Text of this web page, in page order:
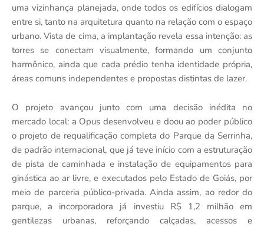
uma vizinhança planejada, onde todos os edifícios dialogam
entre si, tanto na arquitetura quanto na relação com o espaço
urbano. Vista de cima, a implantação revela essa intenção: as
torres se conectam visualmente, formando um conjunto
harmônico, ainda que cada prédio tenha identidade própria,
áreas comuns independentes e propostas distintas de lazer.
O projeto avançou junto com uma decisão inédita no
mercado local: a Opus desenvolveu e doou ao poder público
o projeto de requalificação completa do Parque da Serrinha,
de padrão internacional, que já teve início com a estruturação
de pista de caminhada e instalação de equipamentos para
ginástica ao ar livre, e executados pelo Estado de Goiás, por
meio de parceria público-privada. Ainda assim, ao redor do
parque, a incorporadora já investiu R$ 1,2 milhão em
gentilezas urbanas, reforçando calçadas, acessos e